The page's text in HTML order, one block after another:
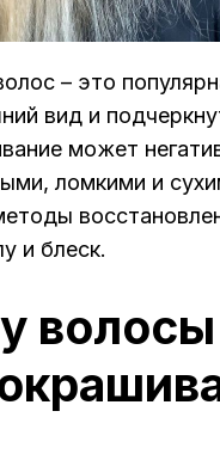
– это
вид и
может
ломкими и
и блеск.